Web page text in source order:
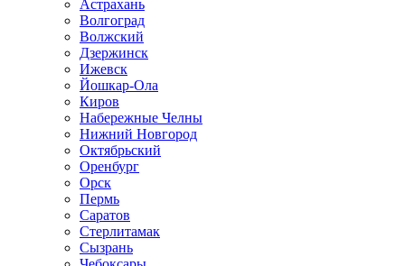
Астрахань
Волгоград
Волжский
Дзержинск
Ижевск
Йошкар-Ола
Киров
Набережные Челны
Нижний Новгород
Октябрьский
Оренбург
Орск
Пермь
Саратов
Стерлитамак
Сызрань